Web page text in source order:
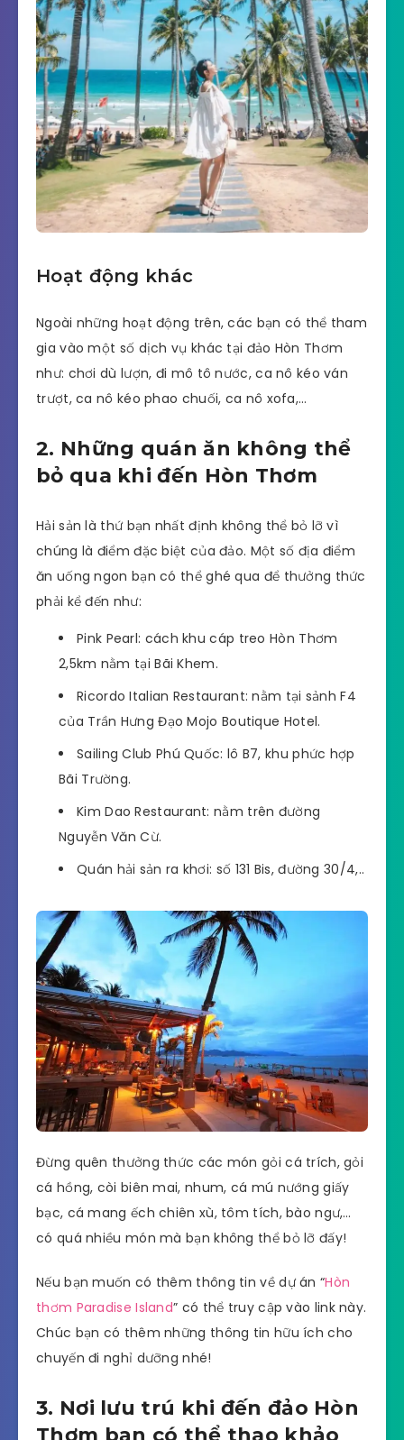
Hoạt động khác
Ngoài những hoạt động trên, các bạn có thể tham
gia vào một số dịch vụ khác tại đảo Hòn Thơm
như: chơi dù lượn, đi mô tô nước, ca nô kéo ván
trượt, ca nô kéo phao chuối, ca nô xofa,…
2. Những quán ăn không thể
bỏ qua khi đến Hòn Thơm
Hải sản là thứ bạn nhất định không thể bỏ lỡ vì
chúng là điểm đặc biệt của đảo. Một số địa điểm
ăn uống ngon bạn có thể ghé qua để thưởng thức
phải kể đến như:
Pink Pearl: cách khu cáp treo Hòn Thơm
2,5km nằm tại Bãi Khem.
Ricordo Italian Restaurant: nằm tại sảnh F4
của Trần Hưng Đạo Mojo Boutique Hotel.
Sailing Club Phú Quốc: lô B7, khu phức hợp
Bãi Trường.
Kim Dao Restaurant: nằm trên đường
Nguyễn Văn Cừ.
Quán hải sản ra khơi: số 131 Bis, đường 30/4,..
Đừng quên thưởng thức các món gỏi cá trích, gỏi
cá hồng, còi biên mai, nhum, cá mú nướng giấy
bạc, cá mang ếch chiên xù, tôm tích, bào ngư,…
có quá nhiều món mà bạn không thể bỏ lỡ đấy!
Nếu bạn muốn có thêm thông tin về dự án “Hòn
thơm Paradise Island” có thể truy cập vào link này.
Chúc bạn có thêm những thông tin hữu ích cho
chuyến đi nghỉ dưỡng nhé!
3. Nơi lưu trú khi đến đảo Hòn